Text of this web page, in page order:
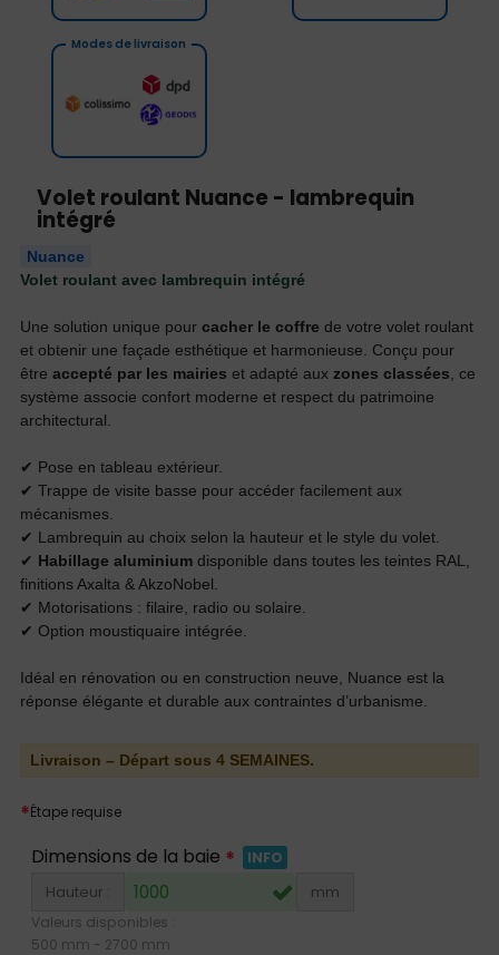
Modes de livraison
Volet roulant Nuance - lambrequin
intégré
Nuance
Volet roulant avec lambrequin intégré
Une solution unique pour cacher le coffre de votre volet roulant
et obtenir une façade esthétique et harmonieuse. Conçu pour
être accepté par les mairies et adapté aux zones classées, ce
système associe confort moderne et respect du patrimoine
architectural.
✔ Pose en tableau extérieur.
✔ Trappe de visite basse pour accéder facilement aux
mécanismes.
✔ Lambrequin au choix selon la hauteur et le style du volet.
✔ Habillage aluminiumdisponible dans toutes les teintes RAL,
finitions Axalta & AkzoNobel.
✔ Motorisations : filaire, radio ou solaire.
✔ Option moustiquaire intégrée.
Idéal en rénovation ou en construction neuve, Nuance est la
réponse élégante et durable aux contraintes d’urbanisme.
Livraison – Départ sous 4 SEMAINES.
*Étape requise
Dimensions de la baie * INFO
Hauteur : mm
Valeurs disponibles :
500 mm - 2700 mm